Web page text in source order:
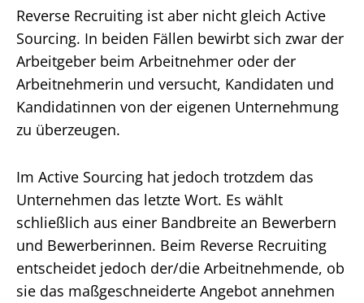
Reverse Recruiting ist aber nicht gleich Active
Sourcing. In beiden Fällen bewirbt sich zwar der
Arbeitgeber beim Arbeitnehmer oder der
Arbeitnehmerin und versucht, Kandidaten und
Kandidatinnen von der eigenen Unternehmung
zu überzeugen.
Im Active Sourcing hat jedoch trotzdem das
Unternehmen das letzte Wort. Es wählt
schließlich aus einer Bandbreite an Bewerbern
und Bewerberinnen. Beim Reverse Recruiting
entscheidet jedoch der/die Arbeitnehmende, ob
sie das maßgeschneiderte Angebot annehmen